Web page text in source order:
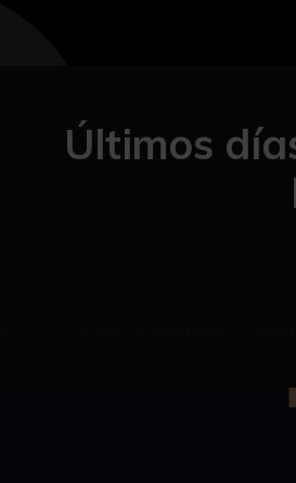
­Últimos